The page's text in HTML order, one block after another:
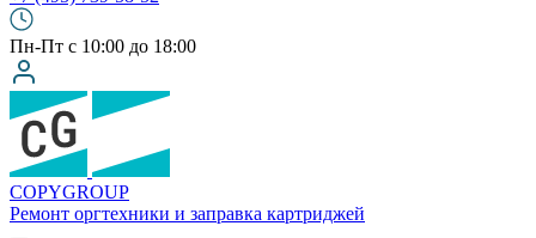
Пн-Пт с 10:00 до 18:00
COPYGROUP
Ремонт оргтехники и заправка картриджей